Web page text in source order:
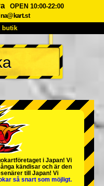
OPEN 10:00-22:00
butik
Pris
Boka
Tokyo Akihabara#1
Tokyo Bay
Osaka
i Japan! Vi
kändisar och är den
till Japan! Vi
så snart som möjligt.